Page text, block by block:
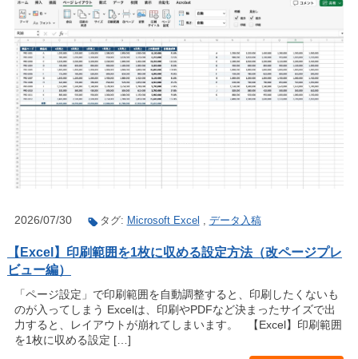
2026/07/30 タグ: Microsoft Excel データ入稿
【Excel】印刷範囲を1枚に収める設定方法（改ページプレ
ビュー編）
「ページ設定」で印刷範囲を自動調整すると、印刷したくないも
のが入ってしまう Excelは、印刷やPDFなど決まったサイズで出
力すると、レイアウトが崩れてしまいます。 【Excel】印刷範囲
を1枚に収める設定 […]